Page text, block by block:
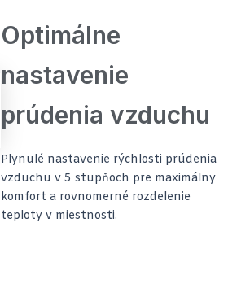
Optimálne
nastavenie
prúdenia vzduchu
Plynulé nastavenie rýchlosti prúdenia
vzduchu v 5 stupňoch pre maximálny
komfort a rovnomerné rozdelenie
teploty v miestnosti.